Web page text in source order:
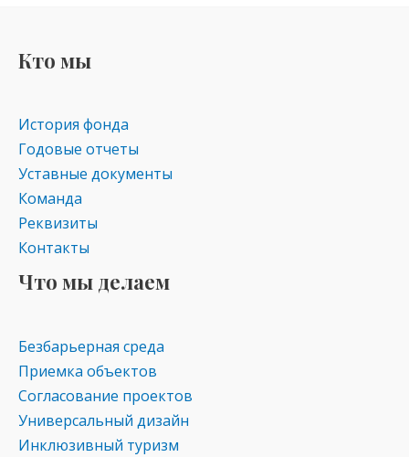
ki
Кто мы
История фонда
Годовые отчеты
Уставные документы
Команда
Реквизиты
Контакты
Что мы делаем
Безбарьерная среда
Приемка объектов
Согласование проектов
Универсальный дизайн
Инклюзивный туризм